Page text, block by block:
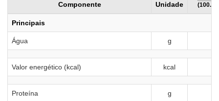
Componente Unidade (100.00
Principais
Água g
Valor energético (kcal) kcal
Proteína g